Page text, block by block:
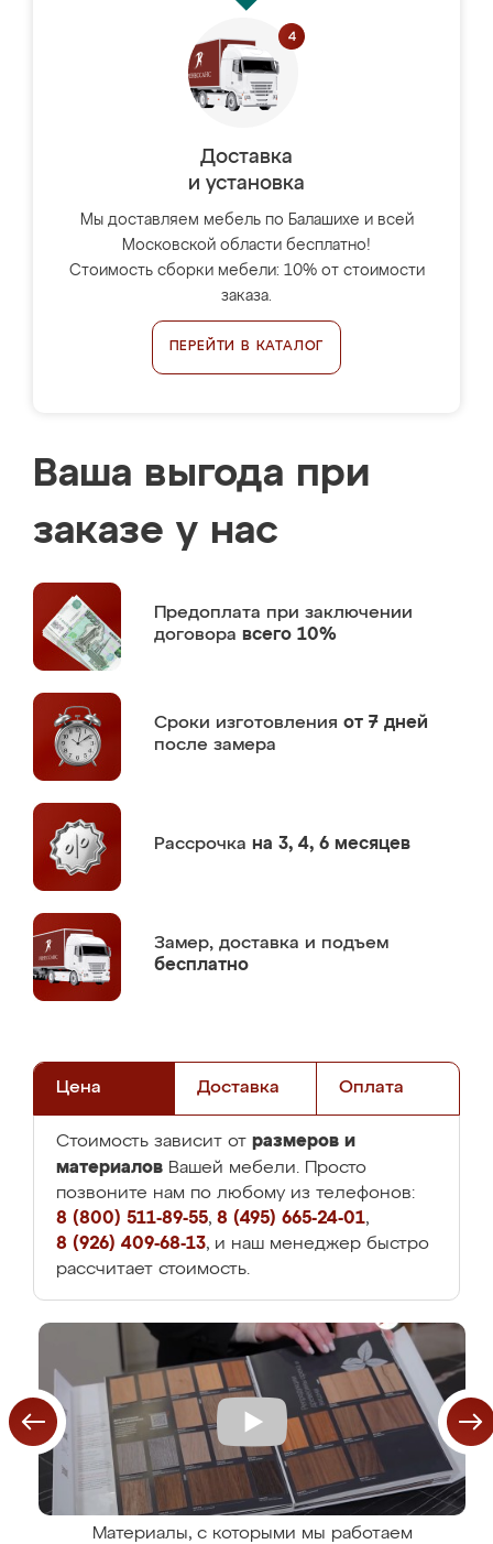
Доставка
и установка
Мы доставляем мебель по Балашихе и всей
Московской области бесплатно!
Стоимость сборки мебели: 10% от стоимости
заказа.
ПЕРЕЙТИ В КАТАЛОГ
Ваша выгода при
заказе у нас
Предоплата при заключении
договора всего 10%
Сроки изготовления от 7 дней
после замера
Рассрочка на 3, 4, 6 месяцев
Замер, доставка и подъем
бесплатно
Цена Доставка Оплата
Стоимость зависит от размеров и
материалов Вашей мебели. Просто
позвоните нам по любому из телефонов:
8 (800) 511-89-55, 8 (495) 665-24-01,
8 (926) 409-68-13, и наш менеджер быстро
рассчитает стоимость.
Материалы, с которыми мы работаем